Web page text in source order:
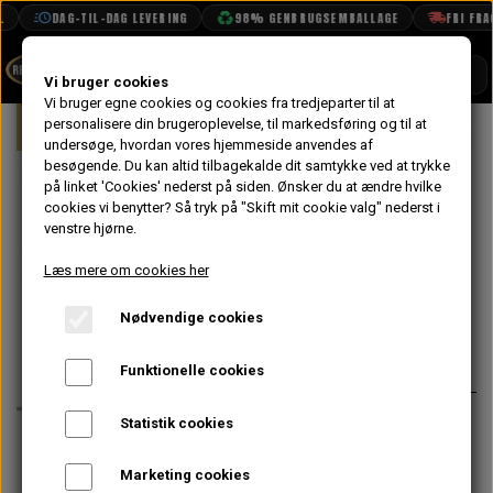
DAG-TIL-DAG LEVERING 98% GENBRUGSEMBALLAGE FRI
BOOK TID
PROJEKTER
TEKNISK DATA
VANDPOLERING
Forside Mini Eksteriør Visker & Vasker
På lager
Visker Arm
Venstrestyret
75,20 kr.
Varenummer: 13H5626
Til venstrestyrede biler
Visker stopper i højre side.
Vi bruger cookies
Vi bruger egne cookies og cookies fra tredjeparter til at
personalisere din brugeroplevelse, til markedsføring og til at
undersøge, hvordan vores hjemmeside anvendes af
besøgende. Du kan altid tilbagekalde dit samtykke ved at trykke
på linket 'Cookies' nederst på siden. Ønsker du at ændre hvilke
cookies vi benytter? Så tryk på "Skift mit cookie valg" nederst i
venstre hjørne.
Læs mere om cookies her
Nødvendige cookies
Funktionelle cookies
Statistik cookies
Marketing cookies